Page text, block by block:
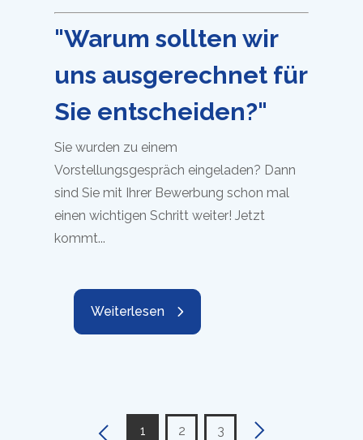
"Warum sollten wir
uns ausgerechnet für
Sie entscheiden?"
Sie wurden zu einem
Vorstellungsgespräch eingeladen? Dann
sind Sie mit Ihrer Bewerbung schon mal
einen wichtigen Schritt weiter! Jetzt
kommt...
Weiterlesen
1 2 3